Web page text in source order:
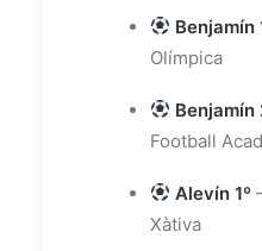
Benjamín
Olímpica
Benjamín
Football
Alevín 1º
Xàtiva